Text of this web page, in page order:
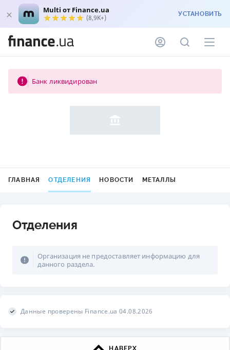
Multi от Finance.ua
(8,9K+) УСТАНОВИТЬ
Банк ликвидирован
ГЛАВНАЯ ОТДЕЛЕНИЯ НОВОСТИ МЕТАЛЛЫ
Отделения
Организация не предоставляет информацию для
данного раздела.
Данные проверены Finance.ua 04.08.2026
НАВЕРХ